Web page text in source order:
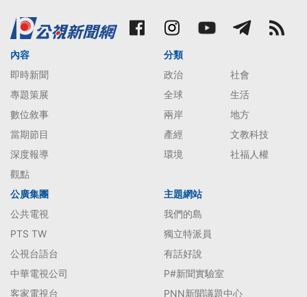
內容
即時新聞
專題策展
數位敘事
當期節目
深度報導
觀點
分類
政治
社會
全球
生活
兩岸
地方
產經
文教科技
環境
社福人權
公廣集團
公共電視
PTS TW
公視台語台
中華電視公司
客家電視台
主題網站
我們的島
獨立特派員
有話好說
P#新聞實驗室
PNN新聞議題中心